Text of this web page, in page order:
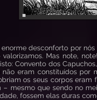
desconforto por
Mas note,
Convento dos
eram constituídos
os seus corpos
– mesmo que sendo no
fossem elas duras